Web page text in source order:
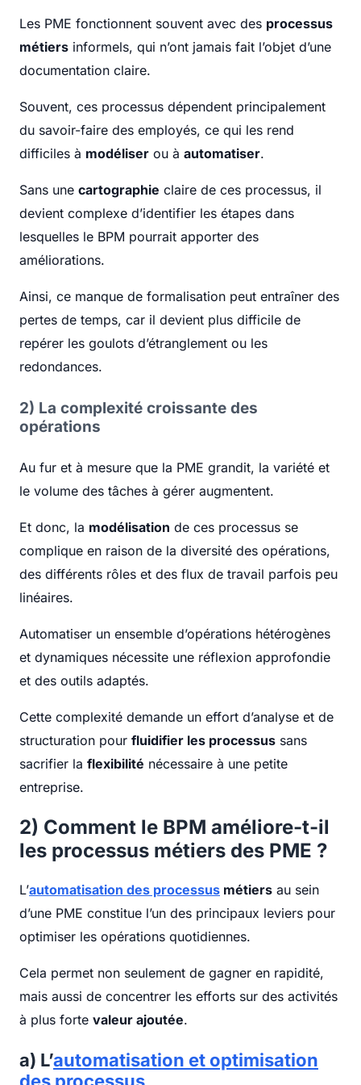
Les PME fonctionnent souvent avec des processus
métiers informels, qui n’ont jamais fait l’objet d’une
documentation claire.
Souvent, ces processus dépendent principalement
du savoir-faire des employés, ce qui les rend
difficiles à modéliser ou à automatiser.
Sans une cartographie claire de ces processus, il
devient complexe d’identifier les étapes dans
lesquelles le BPM pourrait apporter des
améliorations.
Ainsi, ce manque de formalisation peut entraîner des
pertes de temps, car il devient plus difficile de
repérer les goulots d’étranglement ou les
redondances.
2) La complexité croissante des
opérations
Au fur et à mesure que la PME grandit, la variété et
le volume des tâches à gérer augmentent.
Et donc, la modélisation de ces processus se
complique en raison de la diversité des opérations,
des différents rôles et des flux de travail parfois peu
linéaires.
Automatiser un ensemble d’opérations hétérogènes
et dynamiques nécessite une réflexion approfondie
et des outils adaptés.
Cette complexité demande un effort d’analyse et de
structuration pour fluidifier les processus sans
sacrifier la flexibilité nécessaire à une petite
entreprise.
2) Comment le BPM améliore-t-il
les processus métiers des PME ?
L’automatisation des processus métiers au sein
d’une PME constitue l’un des principaux leviers pour
optimiser les opérations quotidiennes.
Cela permet non seulement de gagner en rapidité,
mais aussi de concentrer les efforts sur des activités
à plus forte valeur ajoutée.
a) L’automatisation et optimisation